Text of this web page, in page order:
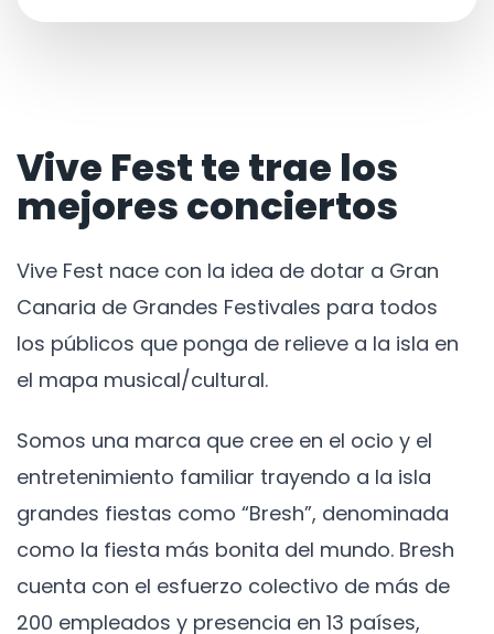
Vive Fest te trae los
mejores conciertos
Vive Fest nace con la idea de dotar a Gran
Canaria de Grandes Festivales para todos
los públicos que ponga de relieve a la isla en
el mapa musical/cultural.
Somos una marca que cree en el ocio y el
entretenimiento familiar trayendo a la isla
grandes fiestas como “Bresh”, denominada
como la fiesta más bonita del mundo. Bresh
cuenta con el esfuerzo colectivo de más de
200 empleados y presencia en 13 países,